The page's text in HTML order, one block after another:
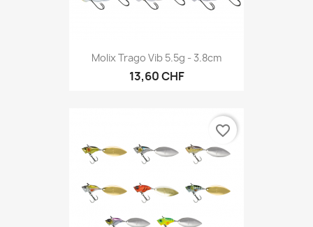
Molix Trago Vib 5.5g - 3.8cm
13,60 CHF
favorite_border